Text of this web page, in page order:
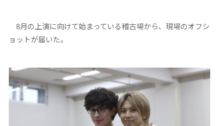
8月の上演に向けて始まっている稽古場から、現場のオフシ
ョットが届いた。